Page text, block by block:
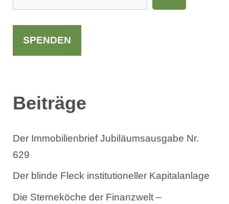
u
c
e
SPENDEN
Beiträge
Der Immobilienbrief Jubiläumsausgabe Nr.
629
Der blinde Fleck institutioneller Kapitalanlage
Die Sterneköche der Finanzwelt –